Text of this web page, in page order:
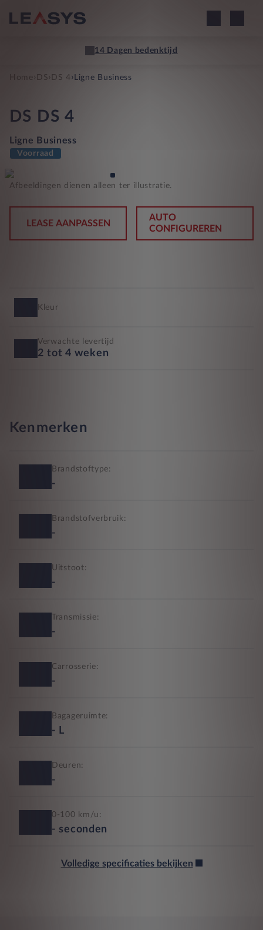
14 Dagen bedenktijd
Home DS › DS 4 › Ligne Business
DS DS 4
Ligne Business
Voorraad
Afbeeldingen dienen alleen ter illustratie.
LEASE AANPASSEN
AUTO
CONFIGUREREN
Kleur
Verwachte levertijd
2 tot 4 weken
Kenmerken
Brandstoftype:
-
Brandstofverbruik:
-
Uitstoot:
-
Transmissie:
-
Carrosserie:
-
Bagageruimte:
- L
Deuren:
-
0-100 km/u:
- seconden
Volledige specificaties bekijken